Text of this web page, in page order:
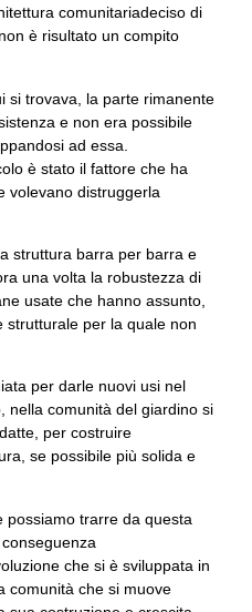
comunitariadeciso di
è risultato un compito
si trovava, la parte rimanente
e non era possibile
ad essa.
è stato il fattore che ha
volevano distruggerla
struttura barra per barra e
una volta la robustezza di
usate che hanno assunto,
strutturale per la quale non
per darle nuovi usi nel
nella comunità del giardino si
per costruire
se possibile più solida e
possiamo trarre da questa
che si è sviluppata in
comunità che si muove